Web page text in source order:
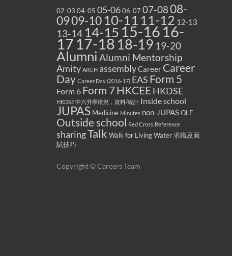
02-03 04-05 05-0606-07 07-0808-
0909-10 10-11 11-12 12-13
13-14 14-15 15-16 16-
17 17-18 18-19 19-20
Alumni Alumni Mentorship
Amity ARCH assemblyCareer Career
Day Career Day (2016-17) EAS Form 5
Form 6 Form 7HKCEE HKDSE
HKDSE 中六升學概況，資料/統計 Inside school
JUPAS Medicine Minutes non-JUPASOLE
Outside school Red Cross Reference
sharingTalk Walk for Living Water求職及面
試技巧
Copyright © Careers Team